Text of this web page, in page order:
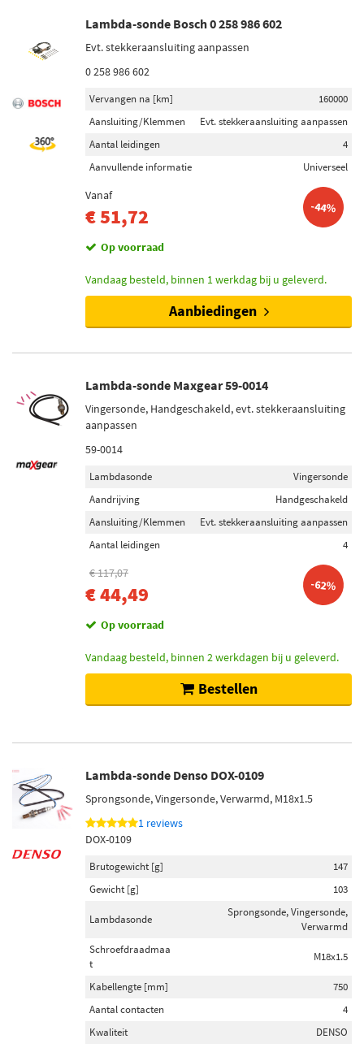
Resultaten
Maxgear (4)
Denso (14)
Categorieën
Lambda-sonde (181)
Adapter, lambdasonde (1)
Niet op voorraad (118)
Op voorraad (64)
Lambda-sonde Bosch 0 258 986 602
Evt. stekkeraansluiting aanpassen
0 258 986 602
Vervangen na [km]
160000
Aansluiting/Klemmen
Evt. stekkeraansluiting aanpassen
Aantal leidingen
4
Aanvullende informatie
Universeel
Vanaf
€ 51,72 -44%
Op voorraad
Vandaag besteld, binnen 1 werkdag bij u geleverd.
Aanbiedingen
Lambda-sonde Maxgear 59-0014
Vingersonde, Handgeschakeld, evt. stekkeraansluiting
aanpassen
59-0014
Lambdasonde
Vingersonde
Aandrijving
Handgeschakeld
Aansluiting/Klemmen
Evt. stekkeraansluiting aanpassen
Aantal leidingen
4
€ 117,07
€ 44,49 -62%
Op voorraad
Vandaag besteld, binnen 2 werkdagen bij u geleverd.
Bestellen
Lambda-sonde Denso DOX-0109
Sprongsonde, Vingersonde, Verwarmd, M18x1.5
1 reviews
DOX-0109
Brutogewicht [g]
147
Gewicht [g]
103
Lambdasonde
Sprongsonde, Vingersonde,
Verwarmd
Schroefdraadmaa
t
M18x1.5
Kabellengte [mm]
750
Aantal contacten
4
Kwaliteit
DENSO